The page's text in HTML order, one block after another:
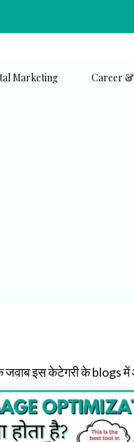
Marketing Career &
जवाब इस केटेगरी के blogs